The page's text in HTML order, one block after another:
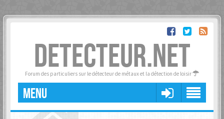
DETECTEUR.NET
Forum des particuliers sur le détecteur de métaux et la détection de loisir
MENU